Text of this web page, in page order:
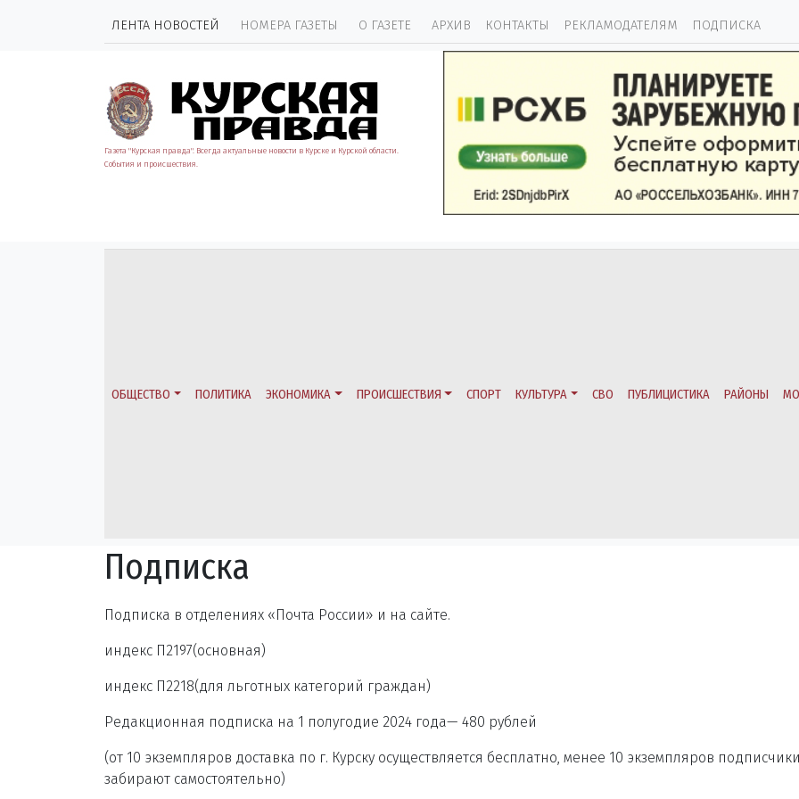
ЛЕНТА НОВОСТЕЙ НОМЕРА ГАЗЕТЫ О ГАЗЕТЕ АРХИВ КОНТАКТЫ РЕКЛАМОДАТЕЛЯМ ПОДПИСКА
Газета "Курская правда". Всегда актуальные новости в Курске и Курской области.
События и происшествия.
ОБЩЕСТВО ПОЛИТИКА ЭКОНОМИКА ПРОИСШЕСТВИЯ СПОРТ КУЛЬТУРА СВО ПУБЛИЦИСТИКА РАЙОНЫ
Подписка
Подписка в отделениях «Почта России» и на сайте.
индекс П2197(основная)
индекс П2218(для льготных категорий граждан)
Редакционная подписка на 1 полугодие 2024 года— 480 рублей
(от 10 экземпляров доставка по г. Курску осуществляется бесплатно, менее 10 экземпляров
забирают самостоятельно)